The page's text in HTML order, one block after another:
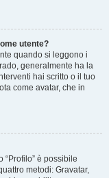
utente?
quando si leggono i
generalmente ha la
hai scritto o il tuo
come avatar, che in
“Profilo” è possibile
metodi: Gravatar,